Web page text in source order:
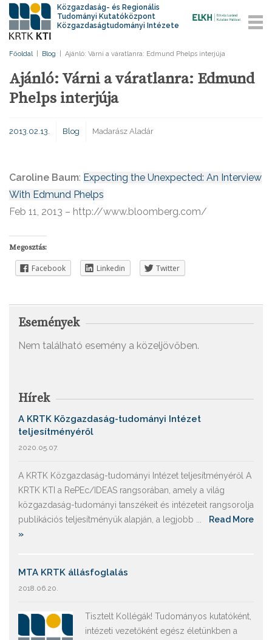
Közgazdaság- és Regionális
Tudományi Kutatóközpont
Közgazdaságtudományi Intézete
Főoldal Blog Ajánló: Várni a váratlanra: Edmund Phelps interjúja
Ajánló: Várni a váratlanra: Edmund
Phelps interjúja
2013.02.13. Blog Madarász Aladár
Caroline Baum: Expecting the Unexpected: An Interview
With Edmund Phelps
Feb 11, 2013 – http://www.bloomberg.com/
Megosztás:
Facebook Linkedin Twitter
Események
Nem található esemény a közeljövőben.
Hírek
A KRTK Közgazdaság-tudományi Intézet
teljesítményéről
2020.05.07.
A KRTK Közgazdaság-tudományi Intézet teljesítményéről A
KRTK KTI a RePEc/IDEAS rangsorában, amely a világ
közgazdaság-tudományi tanszékeit és intézeteit rangsorolja
publikációs teljesítményük alapján, a legjobb ...
Read More
»
MTA KRTK állásfoglalás
2018.06.20.
Tisztelt Kollégák! Tudományos kutatóként,
intézeti vezetőként egész életünkben a